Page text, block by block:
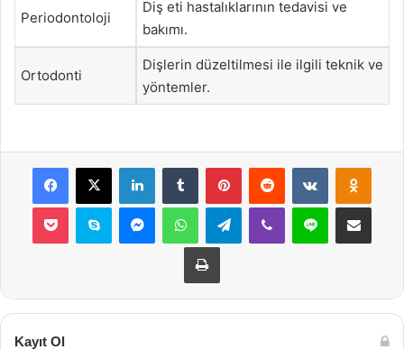
Periodontoloji
Diş eti hastalıklarının tedavisi ve
bakımı.
Ortodonti
Dişlerin düzeltilmesi ile ilgili teknik ve
yöntemler.
Facebook
X LinkedInTumblr PinterestReddit VKontakte
Pocket Skype MessengerWhatsAppTelegramViber Line E-Posta ile
Yazdır
Kayıt Ol